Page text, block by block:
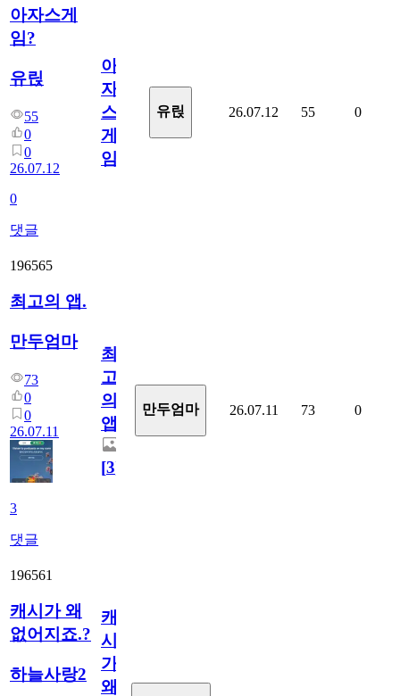
아자스게
임?
유릱
55
0
0
26.07.12
0
댓글
아
자
스
게
임?
유릱 26.07.12 55 0
196565
최고의 앱.
만두엄마
73
0
0
26.07.11
3
댓글
최
고
의
앱.
[3]
만두엄마 26.07.11 73 0
196561
캐시가 왜
없어지죠.?
하늘사랑2
캐
시
가
왜